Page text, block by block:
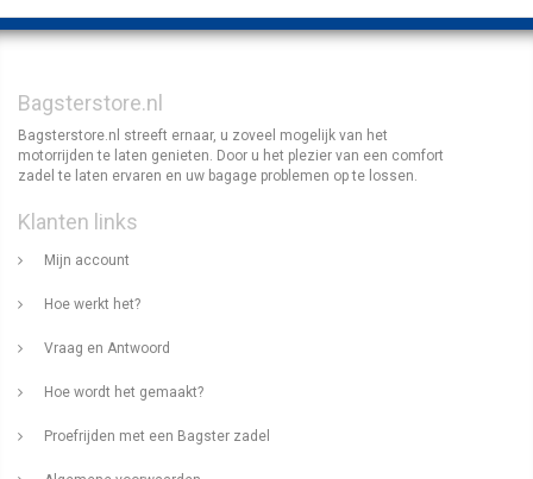
Bagsterstore.nl
Bagsterstore.nl streeft ernaar, u zoveel mogelijk van het
motorrijden te laten genieten. Door u het plezier van een comfort
zadel te laten ervaren en uw bagage problemen op te lossen.
Klanten links
Mijn account
Hoe werkt het?
Vraag en Antwoord
Hoe wordt het gemaakt?
Proefrijden met een Bagster zadel